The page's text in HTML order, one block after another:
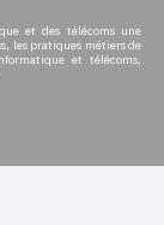
et des télécoms une
les pratiques métiers de
et télécoms,